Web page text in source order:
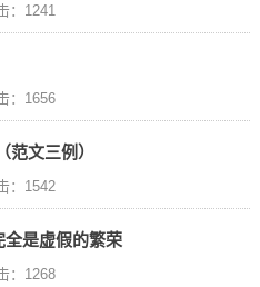
：1241
：1656
范文三例）
：1542
是虚假的繁荣
：1268